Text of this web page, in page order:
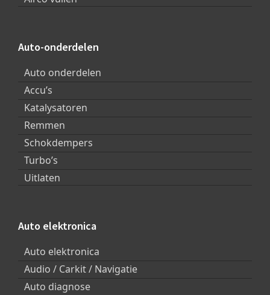
Auto-onderdelen
Auto onderdelen
Accu’s
Katalysatoren
Remmen
Schokdempers
Turbo’s
Uitlaten
Auto elektronica
Auto elektronica
Audio / Carkit / Navigatie
Auto diagnose